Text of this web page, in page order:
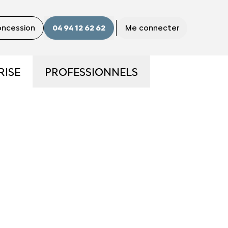
04 94 12 62 62 Me connecter
PROFESSIONNELS